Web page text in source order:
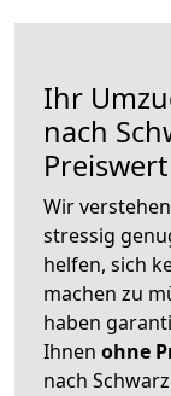
Ihr
nach
Preiswert
Wir
stressig
helfen, sich
machen zu
haben
Ihnen ohne
nach